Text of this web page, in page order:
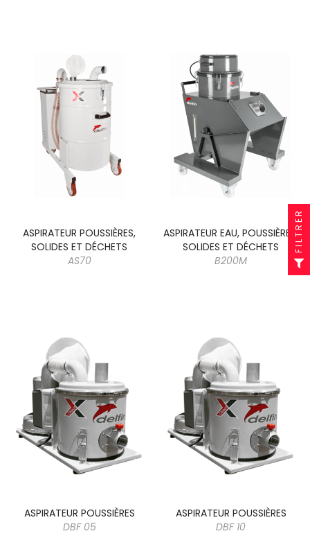
ASPIRATEUR POUSSIÈRES,
SOLIDES ET DÉCHETS
AS70
ASPIRATEUR EAU, POUSSIÈRES,
SOLIDES ET DÉCHETS
B200M
ASPIRATEUR POUSSIÈRES
DBF 05
ASPIRATEUR POUSSIÈRES
DBF 10
FILTRER